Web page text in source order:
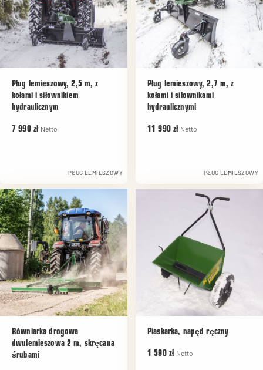
Pług lemieszowy, 2,5 m, z
kołami i siłownikiem
hydraulicznym
7 990 zł Netto
PŁUG LEMIESZOWY
Pług lemieszowy, 2,7 m, z
kołami i siłownikami
hydraulicznymi
11 990 zł Netto
PŁUG LEMIESZOWY
Równiarka drogowa
dwulemieszowa 2 m, skręcana
śrubami
Piaskarka, napęd ręczny
1 590 zł Netto